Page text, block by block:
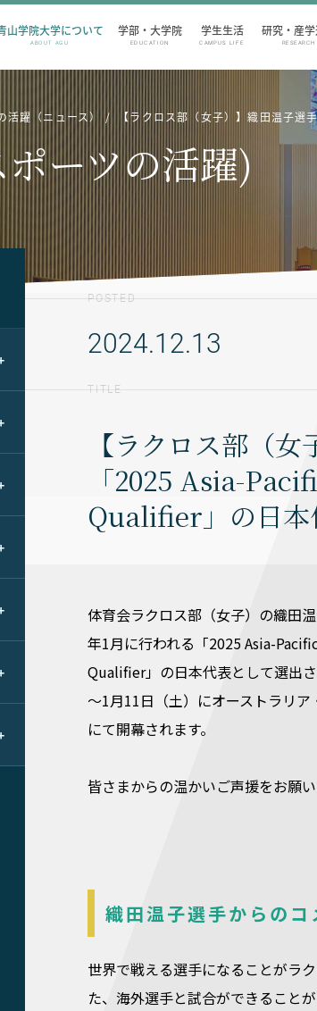
山学院大学について
ABOUT AGU
学部・大学院
EDUCATION
学生生活
CAMPUS LIFE
研究・産
RESEARCH
活躍（ニュース） 【ラクロス部（女子）】織田温子
ーツの活躍)
POSTED
2024.12.13
TITLE
【ラクロス部（
「2025 Asia-
Qualifier」の日本
体育会ラクロス部（女子）の織田
年1月に行われる「2025 Asia-
Qualifier」の日本代表として選出
～1月11日（土）にオーストラリ
にて開幕されます。
皆さまからの温かいご声援をお願い
織田温子選手からのコ
世界で戦える選手になることがラ
た、海外選手と試合ができることが